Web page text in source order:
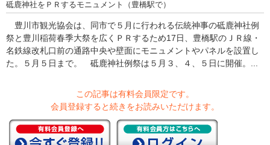
砥鹿神社をＰＲするモニュメント（豊橋駅で）
豊川市観光協会は、同市で５月に行われる伝統神事の砥鹿神社例
祭と豊川稲荷春季大祭を広くＰＲするため17日、豊橋駅のＪＲ線・
名鉄線改札口前の通路中央や壁面にモニュメントやパネルを設置し
た。５月５日まで。 砥鹿神社例祭は５月３、４、５日に開催。...
この記事は有料会員限定です。
会員登録すると続きをお読みいただけます。